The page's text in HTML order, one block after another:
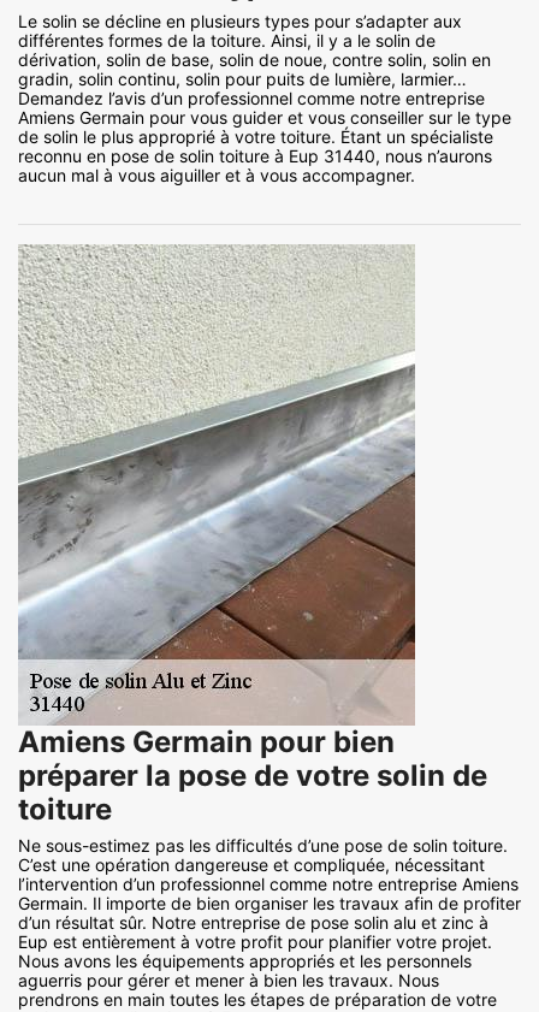
Le solin se décline en plusieurs types pour s’adapter aux
différentes formes de la toiture. Ainsi, il y a le solin de
dérivation, solin de base, solin de noue, contre solin, solin en
gradin, solin continu, solin pour puits de lumière, larmier…
Demandez l’avis d’un professionnel comme notre entreprise
Amiens Germain pour vous guider et vous conseiller sur le type
de solin le plus approprié à votre toiture. Étant un spécialiste
reconnu en pose de solin toiture à Eup 31440, nous n’aurons
aucun mal à vous aiguiller et à vous accompagner.
Amiens Germain pour bien
préparer la pose de votre solin de
toiture
Ne sous-estimez pas les difficultés d’une pose de solin toiture.
C’est une opération dangereuse et compliquée, nécessitant
l’intervention d’un professionnel comme notre entreprise Amiens
Germain. Il importe de bien organiser les travaux afin de profiter
d’un résultat sûr. Notre entreprise de pose solin alu et zinc à
Eup est entièrement à votre profit pour planifier votre projet.
Nous avons les équipements appropriés et les personnels
aguerris pour gérer et mener à bien les travaux. Nous
prendrons en main toutes les étapes de préparation de votre